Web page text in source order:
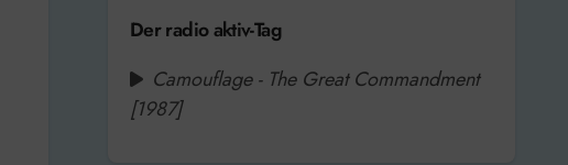
Der radio aktiv-Tag
Camouflage - The Great Commandment
[1987]